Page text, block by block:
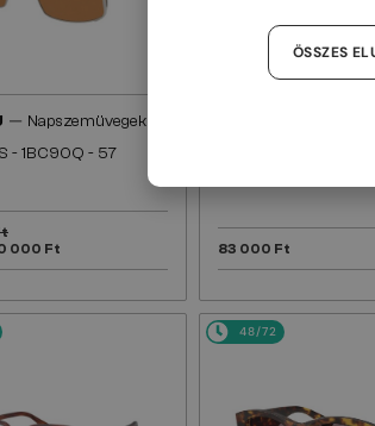
— Napszemüvegek
- ​1BC90Q - ​57
000 Ft 83 000 Ft
48/72
ÖSSZES